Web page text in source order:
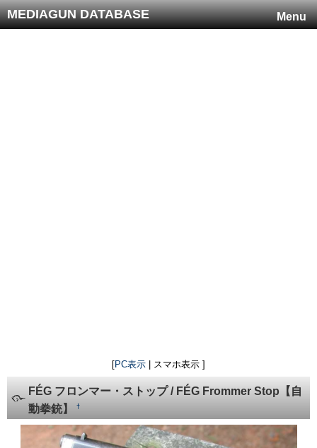
Menu
MEDIAGUN DATABASE
[PC表示 | スマホ表示 ]
FÉG フロンマー・ストップ / FÉG Frommer Stop【自
動拳銃】
†